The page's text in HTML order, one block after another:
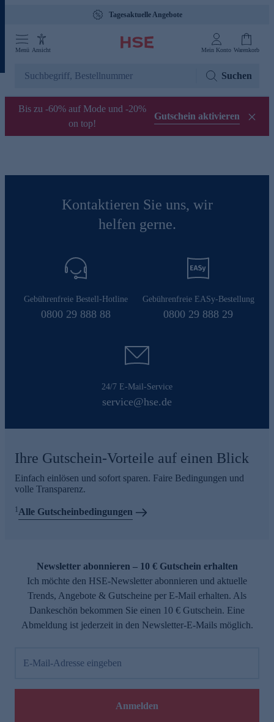
Tagesaktuelle Angebote
Menü Ansicht Mein Konto Warenkorb
Suchen
Bis zu -60% auf Mode und -20%
on top!
Gutschein aktivieren
Kontaktieren Sie uns, wir
helfen gerne.
Gebührenfreie Bestell-Hotline
0800 29 888 88
Gebührenfreie EASy-Bestellung
0800 29 888 29
24/7 E-Mail-Service
service@hse.de
Ihre Gutschein-Vorteile auf einen Blick
Einfach einlösen und sofort sparen. Faire Bedingungen und
volle Transparenz.
1Alle Gutscheinbedingungen
Newsletter abonnieren – 10 € Gutschein erhalten
Ich möchte den HSE-Newsletter abonnieren und aktuelle
Trends, Angebote & Gutscheine per E-Mail erhalten. Als
Dankeschön bekommen Sie einen 10 € Gutschein. Eine
Abmeldung ist jederzeit in den Newsletter-E-Mails möglich.
E-Mail-Adresse eingeben
Anmelden